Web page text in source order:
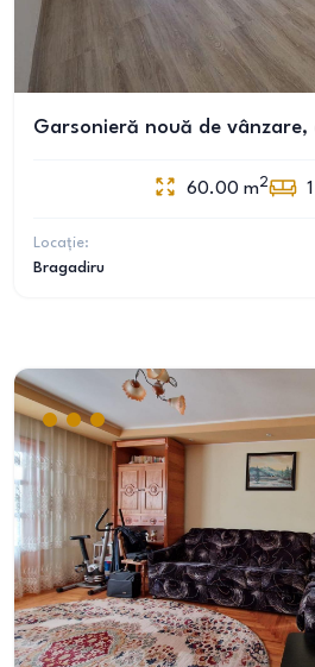
Garsonieră nouă de
60.00 m2 1
Locație:
Bragadiru